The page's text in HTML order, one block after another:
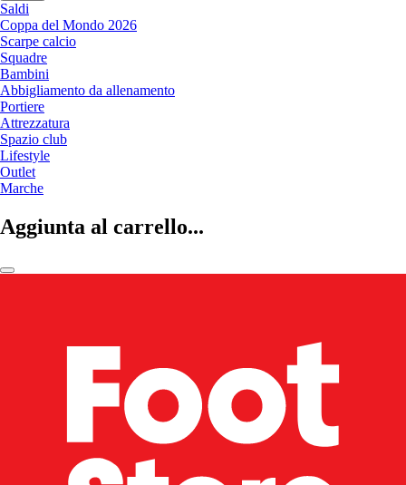
Saldi
Coppa del Mondo 2026
Scarpe calcio
Squadre
Bambini
Abbigliamento da allenamento
Portiere
Attrezzatura
Spazio club
Lifestyle
Outlet
Marche
Aggiunta al carrello...